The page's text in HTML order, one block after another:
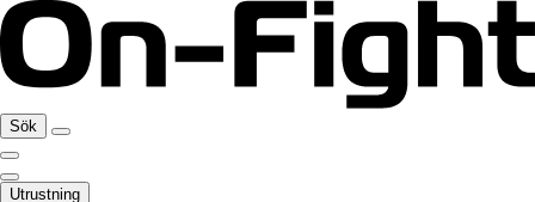
Sök
Utrustning